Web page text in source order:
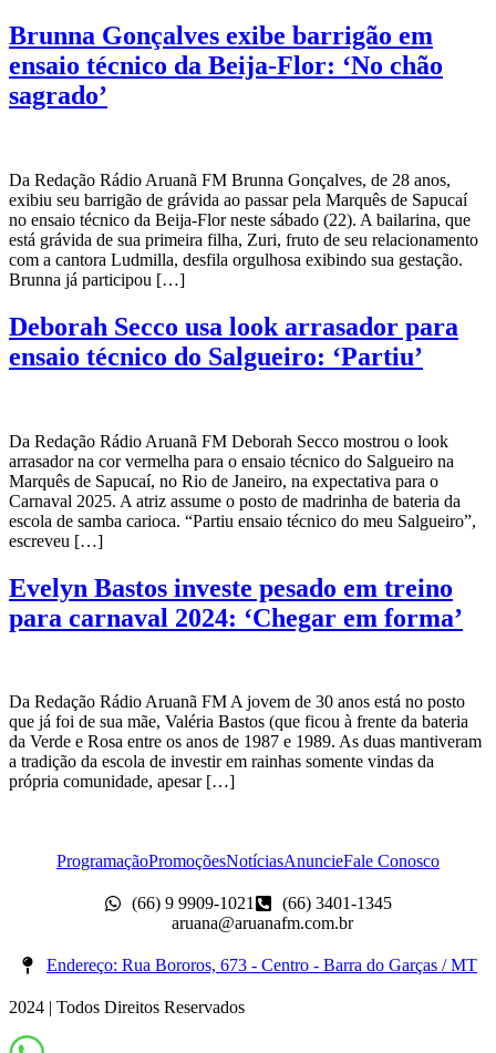
Brunna Gonçalves exibe barrigão em
ensaio técnico da Beija-Flor: ‘No chão
sagrado’
Da Redação Rádio Aruanã FM Brunna Gonçalves, de 28 anos,
exibiu seu barrigão de grávida ao passar pela Marquês de Sapucaí
no ensaio técnico da Beija-Flor neste sábado (22). A bailarina, que
está grávida de sua primeira filha, Zuri, fruto de seu relacionamento
com a cantora Ludmilla, desfila orgulhosa exibindo sua gestação.
Brunna já participou […]
Deborah Secco usa look arrasador para
ensaio técnico do Salgueiro: ‘Partiu’
Da Redação Rádio Aruanã FM Deborah Secco mostrou o look
arrasador na cor vermelha para o ensaio técnico do Salgueiro na
Marquês de Sapucaí, no Rio de Janeiro, na expectativa para o
Carnaval 2025. A atriz assume o posto de madrinha de bateria da
escola de samba carioca. “Partiu ensaio técnico do meu Salgueiro”,
escreveu […]
Evelyn Bastos investe pesado em treino
para carnaval 2024: ‘Chegar em forma’
Da Redação Rádio Aruanã FM A jovem de 30 anos está no posto
que já foi de sua mãe, Valéria Bastos (que ficou à frente da bateria
da Verde e Rosa entre os anos de 1987 e 1989. As duas mantiveram
a tradição da escola de investir em rainhas somente vindas da
própria comunidade, apesar […]
ProgramaçãoPromoçõesNotíciasAnuncieFale Conosco
(66) 9 9909-1021
(66) 3401-1345
aruana@aruanafm.com.br
Endereço: Rua Bororos, 673 - Centro - Barra do Garças / MT
2024 | Todos Direitos Reservados